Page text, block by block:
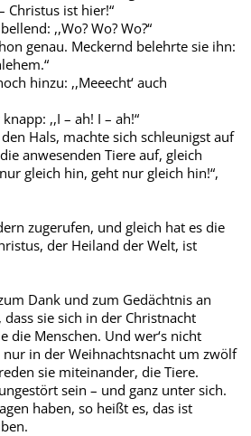
Christus ist hier!“
,,Wo? Wo? Wo?“
genau. Meckernd belehrte sie ihn:
hinzu: ,,Meeecht‘ auch
,,I – ah! I – ah!“
Hals, machte sich schleunigst auf
anwesenden Tiere auf, gleich
gleich hin, geht nur gleich hin!“,
zugerufen, und gleich hat es die
der Heiland der Welt, ist
Dank und zum Gedächtnis an
dass sie sich in der Christnacht
die Menschen. Und wer‘s nicht
in der Weihnachtsnacht um zwölf
sie miteinander, die Tiere.
sein – und ganz unter sich.
haben, so heißt es, das ist